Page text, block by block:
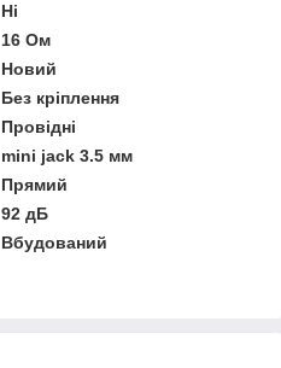
Ні
16 Ом
Новий
Без кріплення
Провідні
mini jack 3.5 мм
Прямий
92 дБ
Вбудований